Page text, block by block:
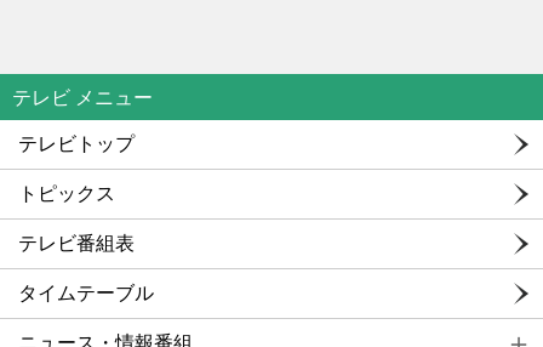
テレビ メニュー
テレビトップ
トピックス
テレビ番組表
タイムテーブル
ニュース・情報番組